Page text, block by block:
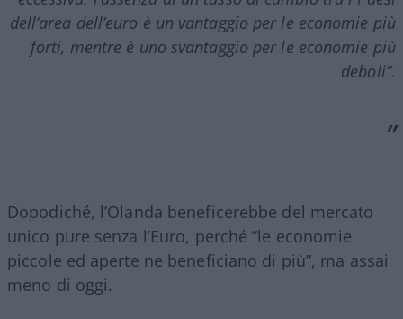
dell’area dell’euro è un vantaggio per le economie più
forti, mentre è uno svantaggio per le economie più
deboli”.
Dopodiché, l’Olanda beneficerebbe del mercato
unico pure senza l’Euro, perché “le economie
piccole ed aperte ne beneficiano di più”, ma assai
meno di oggi.